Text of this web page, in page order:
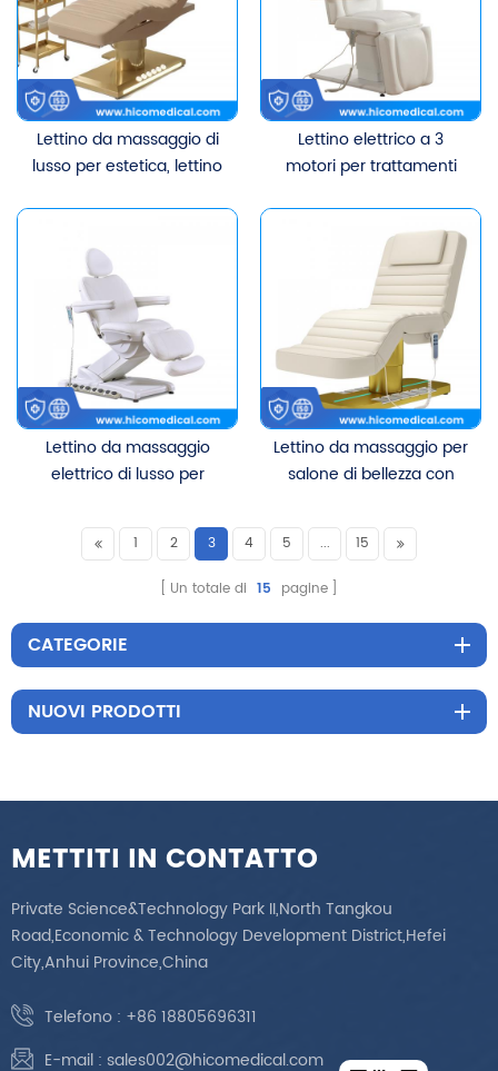
Lettino da massaggio di
lusso per estetica, lettino
trattamenti viso per
salone di bellezza
Lettino elettrico a 3
motori per trattamenti
lettino per extension viso
e corpo, barella per ciglia
Lettino da massaggio
elettrico di lusso per
per salone di alta gamma
con 4 motori
Lettino da massaggio per
salone di bellezza con
lettino per trattamenti
estetici, lettino per ciglia
curvo elettrico con
1 2 3 4 5 ... 15
Un totale di 15 pagine
CATEGORIE
NUOVI PRODOTTI
METTITI IN CONTATTO
Private Science&Technology Park II,North Tangkou
Road,Economic & Technology Development District,Hefei
City,Anhui Province,China
Telefono : +86 18805696311
E-mail : sales002@hicomedical.com